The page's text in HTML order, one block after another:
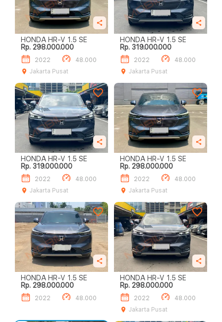
HONDA HR-V 1.5 SE
Rp. 298.000.000
2022
48.000
Jakarta Pusat
HONDA HR-V 1.5 SE
Rp. 319.000.000
2022
48.000
Jakarta Pusat
HONDA HR-V 1.5 SE
Rp. 319.000.000
2022
48.000
Jakarta Pusat
HONDA HR-V 1.5 SE
Rp. 298.000.000
2022
48.000
Jakarta Pusat
HONDA HR-V 1.5 SE
Rp. 298.000.000
2022 48.000
HONDA HR-V 1.5 SE
Rp. 298.000.000
2022
48.000
Jakarta Pusat